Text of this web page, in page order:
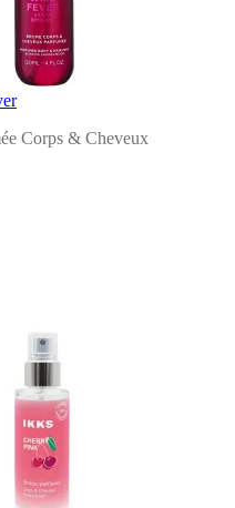
Corps & Cheveux